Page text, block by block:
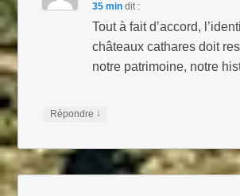
35 min dit :
Tout à fait d’accord,
châteaux cathares doit
notre patrimoine, notre
Répondre ↓